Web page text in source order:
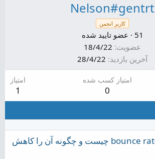
Nelson#gentrt
کاربر انجمن
عضو تایید شده · 51
عضویت 18/4/22
آخرین بازدید 28/4/22
امتیاز کسب شده
0
امتیاز
1
نرخ پرش bounce rate چیست و چگونه آن را کاهش